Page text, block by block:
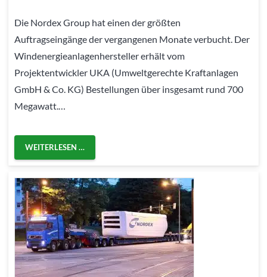
Die Nordex Group hat einen der größten
Auftragseingänge der vergangenen Monate verbucht. Der
Windenergieanlagenhersteller erhält vom
Projektentwickler UKA (Umweltgerechte Kraftanlagen
GmbH & Co. KG) Bestellungen über insgesamt rund 700
Megawatt.…
WEITERLESEN …